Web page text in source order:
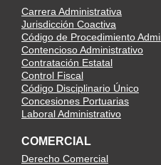
Carrera Administrativa
Jurisdicción Coactiva
Código de Procedimiento
Contencioso Administrativo
Contratación Estatal
Control Fiscal
Código Disciplinario Único
Concesiones Portuarias
Laboral Administrativo
COMERCIAL
Derecho Comercial